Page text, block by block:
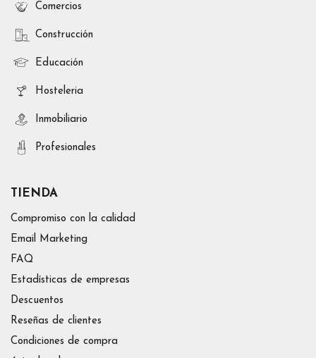
Comercios
Construcción
Educación
Hosteleria
Inmobiliario
Profesionales
TIENDA
Compromiso con la calidad
Email Marketing
FAQ
Estadísticas de empresas
Descuentos
Reseñas de clientes
Condiciones de compra